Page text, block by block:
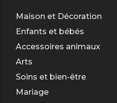
Maison et Décoration
Enfants et bébés
Accessoires animaux
Arts
Soins et bien-être
Mariage